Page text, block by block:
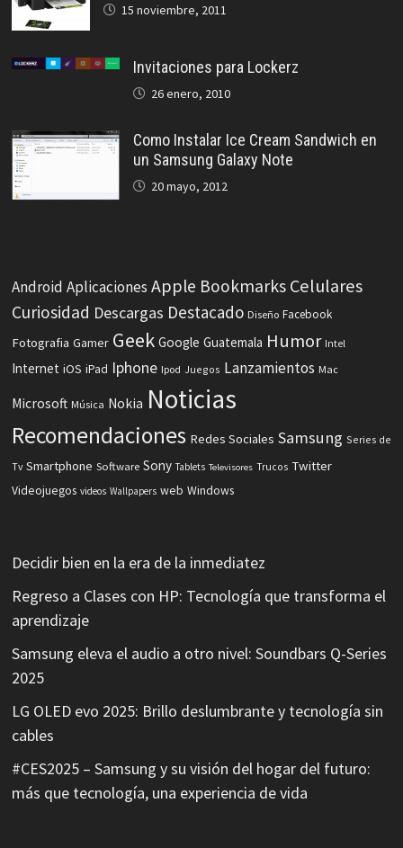
15 noviembre, 2011
Invitaciones para Lockerz
26 enero, 2010
Como Instalar Ice Cream Sandwich en
un Samsung Galaxy Note
20 mayo, 2012
Android Aplicaciones Apple Bookmarks Celulares
Curiosidad Descargas Destacado Diseño Facebook
Fotografia Gamer Geek Google Guatemala Humor Intel
Internet iOS iPad Iphone Ipod Juegos Lanzamientos Mac
Microsoft Música Nokia Noticias
Recomendaciones Redes Sociales Samsung Series de
Tv Smartphone Software Sony Tablets Televisores Trucos Twitter
Videojuegos videos Wallpapers web Windows
Decidir bien en la era de la inmediatez
Regreso a Clases con HP: Tecnología que transforma el
aprendizaje
Samsung eleva el audio a otro nivel: Soundbars Q-Series
2025
LG OLED evo 2025: Brillo deslumbrante y tecnología sin
cables
#CES2025 – Samsung y su visión del hogar del futuro:
más que tecnología, una experiencia de vida